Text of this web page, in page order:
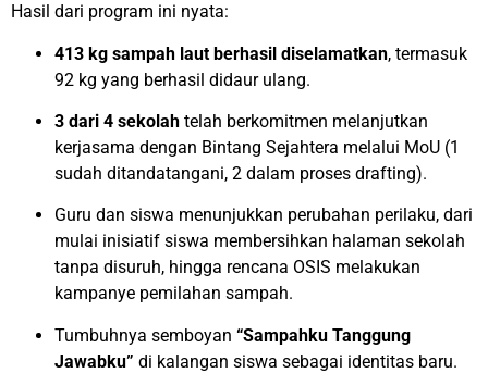
Hasil dari program ini nyata:
413 kg sampah laut berhasil diselamatkan, termasuk
92 kg yang berhasil didaur ulang.
3 dari 4 sekolah telah berkomitmen melanjutkan
kerjasama dengan Bintang Sejahtera melalui MoU (1
sudah ditandatangani, 2 dalam proses drafting).
Guru dan siswa menunjukkan perubahan perilaku, dari
mulai inisiatif siswa membersihkan halaman sekolah
tanpa disuruh, hingga rencana OSIS melakukan
kampanye pemilahan sampah.
Tumbuhnya semboyan “Sampahku Tanggung
Jawabku” di kalangan siswa sebagai identitas baru.